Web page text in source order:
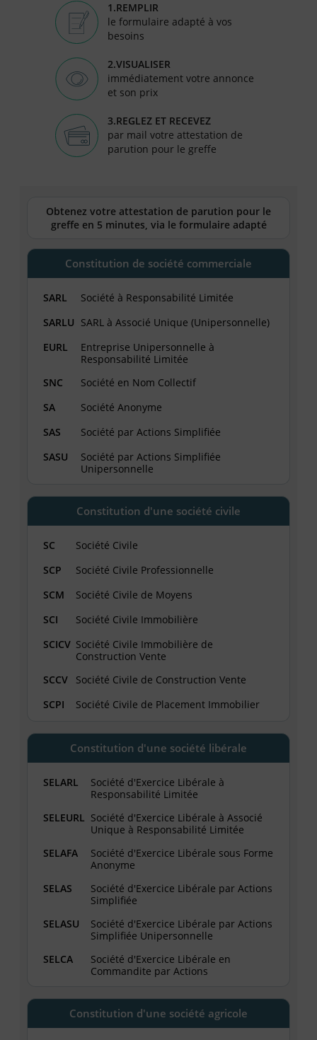
1.REMPLIR
le formulaire adapté à vos
besoins
2.VISUALISER
immédiatement votre annonce
et son prix
3.REGLEZ ET RECEVEZ
par mail votre attestation de
parution pour le greffe
Obtenez votre attestation de parution pour le
greffe en 5 minutes, via le formulaire adapté
Constitution de société commerciale
SARL
Société à Responsabilité Limitée
SARLU SARL à Associé Unique (Unipersonnelle)
EURL
Entreprise Unipersonnelle à
Responsabilité Limitée
SNC
Société en Nom Collectif
SA
Société Anonyme
SAS
Société par Actions Simplifiée
SASU
Société par Actions Simplifiée
Unipersonnelle
Constitution d'une société civile
SC
Société Civile
SCP
Société Civile Professionnelle
SCM
Société Civile de Moyens
SCI
Société Civile Immobilière
SCICV Société Civile Immobilière de
Construction Vente
SCCV
Société Civile de Construction Vente
SCPI
Société Civile de Placement Immobilier
Constitution d'une société libérale
SELARL
Société d'Exercice Libérale à
Responsabilité Limitée
SELEURL Société d'Exercice Libérale à Associé
Unique à Responsabilité Limitée
SELAFA
Société d'Exercice Libérale sous Forme
Anonyme
SELAS
Société d'Exercice Libérale par Actions
Simplifiée
SELASU
Société d'Exercice Libérale par Actions
Simplifiée Unipersonnelle
SELCA
Société d'Exercice Libérale en
Commandite par Actions
Constitution d'une société agricole